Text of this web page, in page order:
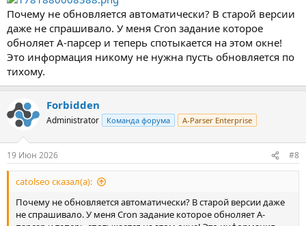
Почему не обновляется автоматически? В старой версии
даже не спрашивало. У меня Cron задание которое
обноляет А-парсер и теперь спотыкается на этом окне!
Это информация никому не нужна пусть обновляется по
тихому.
Forbidden
Administrator Команда форума A-Parser Enterprise
19 Июн 2026 #8
catolseo сказал(а):
Почему не обновляется автоматически? В старой версии даже
не спрашивало. У меня Cron задание которое обноляет А-